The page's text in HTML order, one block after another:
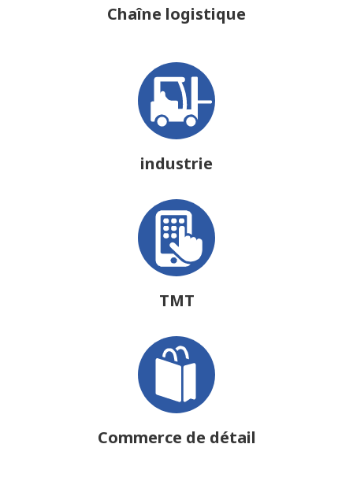
industrie
TMT
Commerce de détail
Chaîne logistique